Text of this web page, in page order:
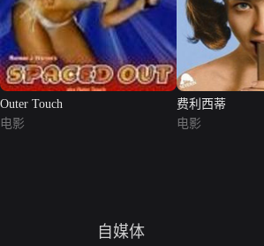
Outer Touch
电影
费利西蒂
电影
自媒体